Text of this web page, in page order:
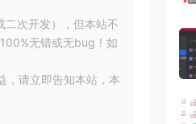
次开发），但本站不
无错或无bug！如
，请立即告知本站，本